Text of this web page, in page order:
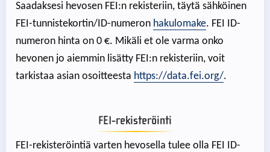
Saadaksesi hevosen FEI:n rekisteriin, täytä sähköinen
FEI-tunnistekortin/ID-numeron hakulomake. FEI ID-
numeron hinta on 0 €. Mikäli et ole varma onko
hevonen jo aiemmin lisätty FEI:n rekisteriin, voit
tarkistaa asian osoitteesta https://data.fei.org/.
FEI-rekisteröinti
FEI-rekisteröintiä varten hevosella tulee olla FEI ID-